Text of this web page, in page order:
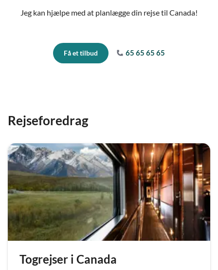
Jeg kan hjælpe med at planlægge din rejse til Canada!
Få et tilbud 65 65 65 65
Rejseforedrag
Togrejser i Canada